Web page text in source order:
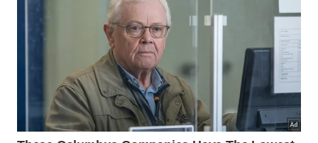
O Grande Atrator exerce uma influência gravitacional
massiva capaz de movimentar milhões de galáxias. –
Imagem gerada por IA
O que acontecerá com as galáxias
dessa região?